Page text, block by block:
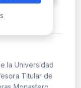
la Universidad
Titular de